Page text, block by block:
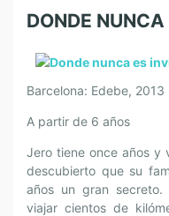
DONDE
Barcelona: Edebe, 2013
A partir de 6 años
Jero tiene once años y
descubierto que su
años un gran
viajar cientos de